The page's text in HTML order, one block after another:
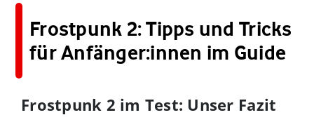
Frostpunk 2: Tipps und Tricks
für Anfänger:innen im Guide
Frostpunk 2 im Test: Unser Fazit